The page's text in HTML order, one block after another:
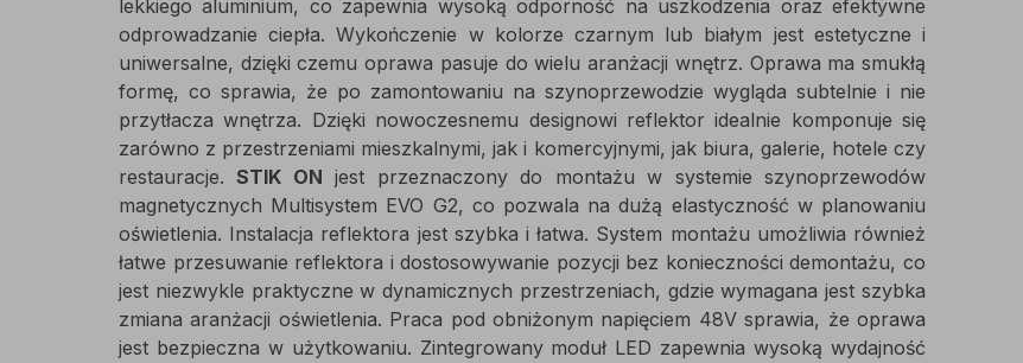
lekkiego aluminium, co zapewnia wysoką odporność na uszkodzenia oraz efektywne
odprowadzanie ciepła. Wykończenie w kolorze czarnym lub białym jest estetyczne i
uniwersalne, dzięki czemu oprawa pasuje do wielu aranżacji wnętrz. Oprawa ma smukłą
formę, co sprawia, że po zamontowaniu na szynoprzewodzie wygląda subtelnie i nie
przytłacza wnętrza. Dzięki nowoczesnemu designowi reflektor idealnie komponuje się
zarówno z przestrzeniami mieszkalnymi, jak i komercyjnymi, jak biura, galerie, hotele czy
restauracje.STIK ON jest przeznaczony do montażu w systemie szynoprzewodów
magnetycznych Multisystem EVO G2, co pozwala na dużą elastyczność w planowaniu
oświetlenia. Instalacja reflektora jest szybka i łatwa. System montażu umożliwia również
łatwe przesuwanie reflektora i dostosowywanie pozycji bez konieczności demontażu, co
jest niezwykle praktyczne w dynamicznych przestrzeniach, gdzie wymagana jest szybka
zmiana aranżacji oświetlenia. Praca pod obniżonym napięciem 48V sprawia, że oprawa
jest bezpieczna w użytkowaniu. Zintegrowany moduł LED zapewnia wysoką wydajność